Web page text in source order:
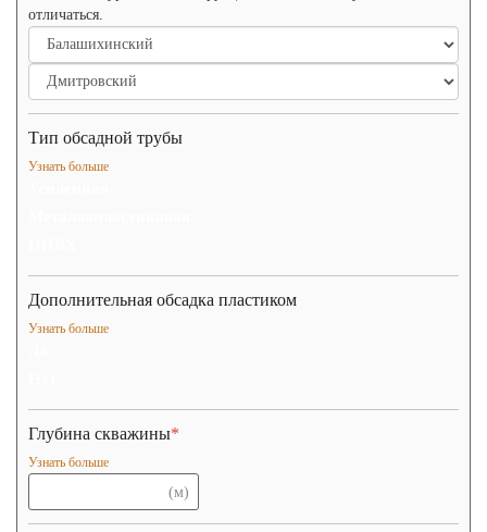
отличаться.
Тип обсадной трубы
Узнать больше
Дополнительная обсадка пластиком
Узнать больше
Глубина скважины*
Узнать больше
(м)